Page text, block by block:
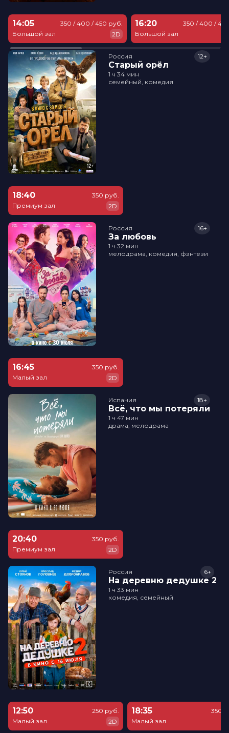
14:05
Большой зал
350 / 400 / 450 руб.
2D
16:20
Большой зал
350 / 400 /
Россия
Старый орёл
12+
1 ч 34 мин
семейный, комедия
18:40
Премиум зал
350 руб.
2D
Россия
За любовь
16+
1 ч 32 мин
мелодрама, комедия, фэнтези
16:45
Малый зал
350 руб.
2D
Испания
Всё, что мы потеряли
18+
1 ч 47 мин
драма, мелодрама
20:40
Премиум зал
350 руб.
2D
Россия
На деревню дедушке 2
6+
1 ч 33 мин
комедия, семейный
12:50
Малый зал
250 руб.
2D
18:35
Малый зал
350